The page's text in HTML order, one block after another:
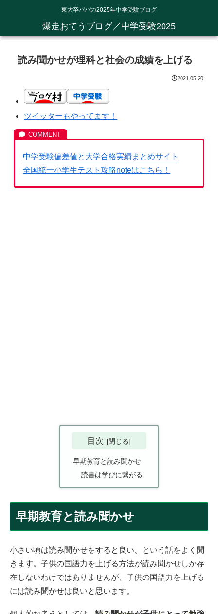
東大卒パパの2025年中学受験ブログ
爆走おてうブログ／中学受験2025
読み聞かせが理科と社会の成績を上げる
2021.05.20
ツイッターもやってます！
中学受験偏差値と大学合格実績まとめサイト
全国統一小学生テスト攻略noteはこちら！
目次
早期教育と読み聞かせ
読書は学びに繋がる
早期教育と読み聞かせ
小さい頃は読み聞かせをすると良い、という話をよく聞
きます。子供の国語力を上げる方法が読み聞かせしか存
在しないわけではありませんが、子供の国語力を上げる
には読み聞かせは良いと思います。